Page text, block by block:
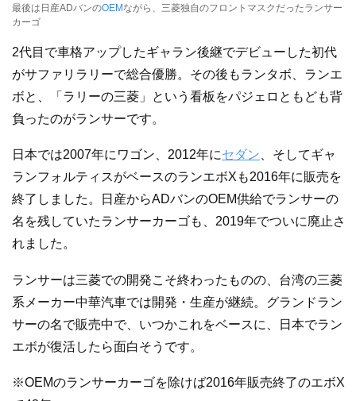
最後は日産ADバンのOEMながら、三菱独自のフロントマスクだったランサー
カーゴ
2代目で車格アップしたギャラン後継でデビューした初代
がサファリラリーで総合優勝。その後もランタボ、ランエ
ボと、「ラリーの三菱」という看板をパジェロともども背
負ったのがランサーです。
日本では2007年にワゴン、2012年にセダン 、そしてギャ
ランフォルティスがベースのランエボXも2016年に販売を
終了しました。日産からADバンのOEM供給でランサーの
名を残していたランサーカーゴも、2019年でついに廃止さ
れました。
ランサーは三菱での開発こそ終わったものの、台湾の三菱
系メーカー中華汽車では開発・生産が継続。グランドラン
サーの名で販売中で、いつかこれをベースに、日本でラン
エボが復活したら面白そうです。
※OEMのランサーカーゴを除けば2016年販売終了のエボX